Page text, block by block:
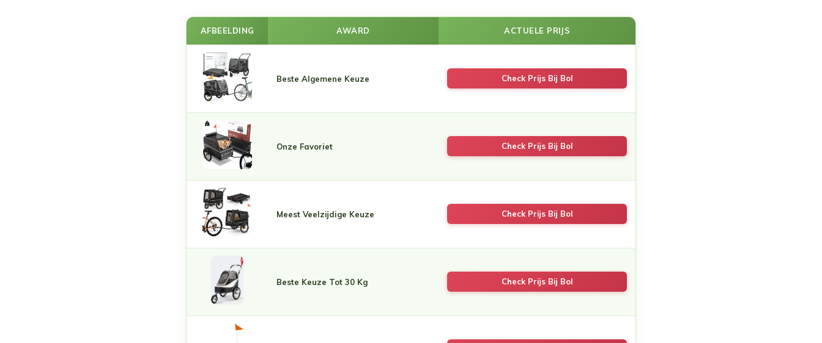
AFBEELDING AWARD ACTUELE PRIJS
Beste Algemene Keuze Check Prijs Bij Bol
Onze Favoriet Check Prijs Bij Bol
Meest Veelzijdige Keuze Check Prijs Bij Bol
Beste Keuze Tot 30 Kg Check Prijs Bij Bol